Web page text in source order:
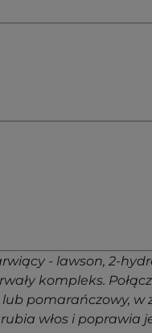
- lawson, 2-
kompleks.
pomarańczowy,
włos i poprawia